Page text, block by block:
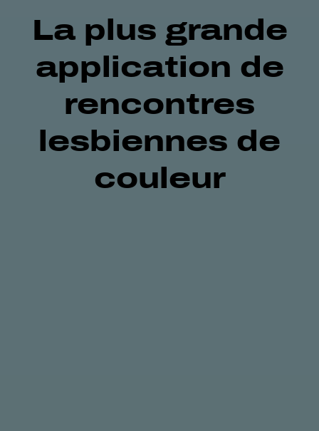
La plus grande
application de
rencontres
lesbiennes de
couleur